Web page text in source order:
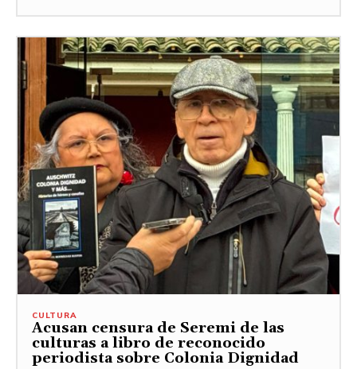
CULTURA
Acusan censura de Seremi de las
culturas a libro de reconocido
periodista sobre Colonia Dignidad